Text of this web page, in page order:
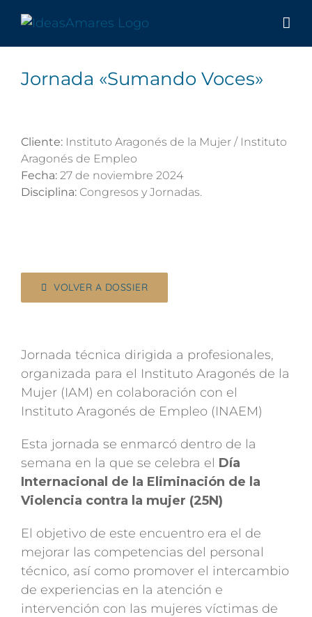
contenido
Jornada «Sumando Voces»
Cliente: Instituto Aragonés de la Mujer / Instituto
Aragonés de Empleo
Fecha: 27 de noviembre 2024
Disciplina: Congresos y Jornadas.
VOLVER A DOSSIER
Jornada técnica dirigida a profesionales,
organizada para el Instituto Aragonés de la
Mujer (IAM) en colaboración con el
Instituto Aragonés de Empleo (INAEM)
Esta jornada se enmarcó dentro de la
semana en la que se celebra el Día
Internacional de la Eliminación de la
Violencia contra la mujer (25N)
El objetivo de este encuentro era el de
mejorar las competencias del personal
técnico, así como promover el intercambio
de experiencias en la atención e
intervención con las mujeres víctimas de